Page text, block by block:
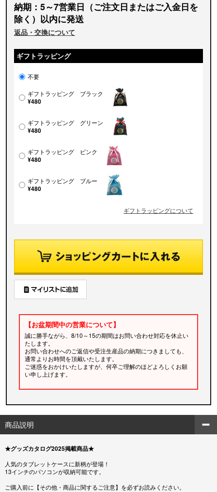
納期：5～7営業日（ご注文日またはご入金日を
除く）以内に発送
返品・交換について
ギフトラッピング
不要
ギフトラッピング ブラック
¥480
ギフトラッピング グリーン
¥480
ギフトラッピング ピンク
¥480
ギフトラッピング ブルー
¥480
ギフトラッピングについて
【お盆期間中の営業について】
誠に勝手ながら、8/10～15の期間はお問い合わせ対応を休止い
たします。
お問い合わせへのご返信や受注生産品の納期につきましても、
通常よりお時間を頂戴いたします。
ご迷惑をおかけいたしますが、何卒ご理解のほどよろしくお願
い申し上げます。
商品説明
★グッズカタログ2025掲載商品★
人気のタブレットケースに新柄が登場！
13インチのパソコンが収納可能です。
ご購入前に【その他・商品に関するご注意】を必ずお読みください。